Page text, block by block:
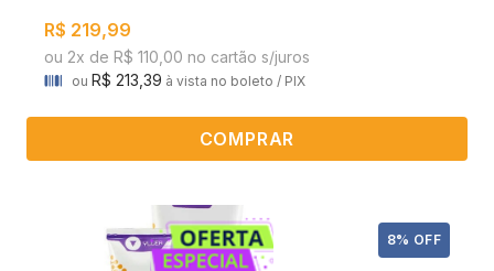
R$ 219,99
ou 2x de R$ 110,00 no cartão s/juros
ou R$ 213,39 à vista no boleto / PIX
COMPRAR
8% OFF